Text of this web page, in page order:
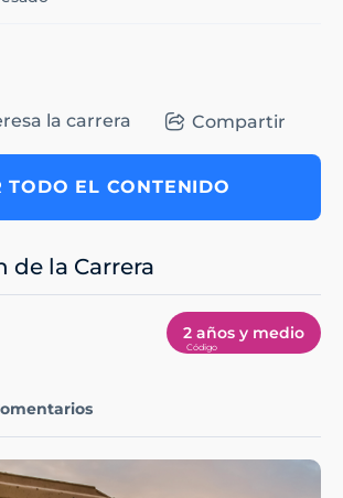
la carrera Compartir
TODO EL CONTENIDO
de la Carrera
2 años y medio